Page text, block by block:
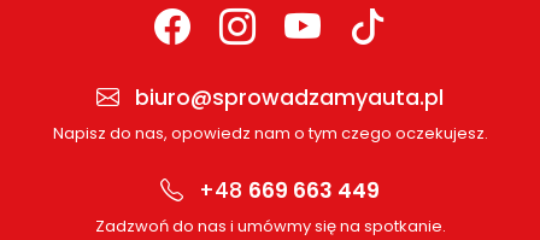
biuro@sprowadzamyauta.pl
Napisz do nas, opowiedz nam o tym czego oczekujesz.
+48 669 663 449
Zadzwoń do nas i umówmy się na spotkanie.